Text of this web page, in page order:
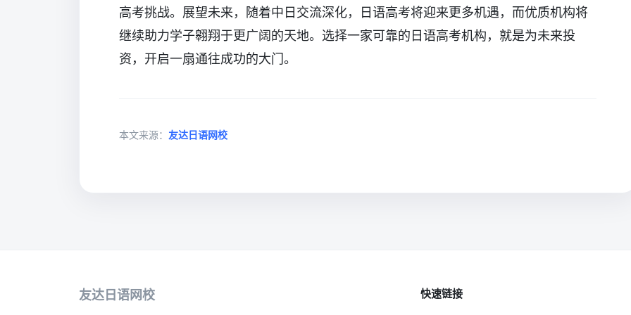
高考挑战。展望未来，随着中日交流深化，日语高考将迎来更多机遇，而优质机构将
继续助力学子翱翔于更广阔的天地。选择一家可靠的日语高考机构，就是为未来投
资，开启一扇通往成功的大门。
本文来源： 友达日语网校
友达日语网校 快速链接